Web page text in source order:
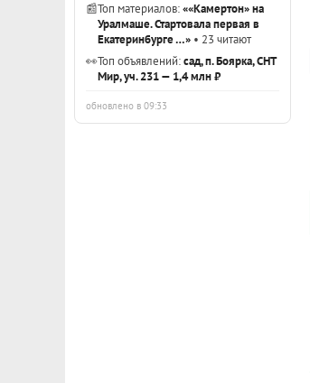
📰Топ материалов:««Камертон» на
Уралмаше. Стартовала первая в
Екатеринбурге …» • 23 читают
👀Топ объявлений:сад, п. Боярка, СНТ
Мир, уч. 231 — 1,4 млн ₽
обновлено в 09:33